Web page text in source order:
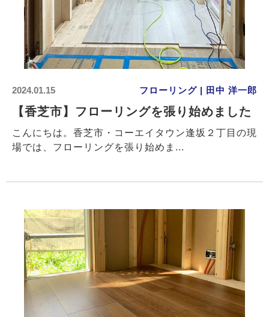
2024.01.15 フローリング | 田中 洋一郎
【香芝市】フローリングを張り始めました
こんにちは。香芝市・コーエイタウン逢坂２丁目の現
場では、フローリングを張り始めま...